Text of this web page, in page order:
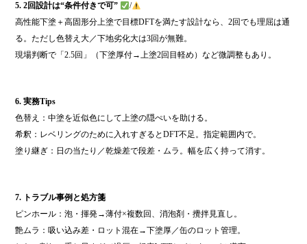
5. 2回設計は“条件付きで可”
/
高性能下塗＋高固形分上塗で目標DFTを満たす設計なら、2回でも理屈は通
る。ただし色替え大／下地劣化大は3回が無難。
現場判断で「2.5回」（下塗厚付→上塗2回目軽め）など微調整もあり。
6. 実務Tips
色替え：中塗を近似色にして上塗の隠ぺいを助ける。
希釈：レベリングのために入れすぎるとDFT不足。指定範囲内で。
塗り継ぎ：日の当たり／乾燥差で段差・ムラ。幅を広く持って消す。
7. トラブル事例と処方箋
ピンホール：泡・揮発→薄付×複数回、消泡剤・攪拌見直し。
艶ムラ：吸い込み差・ロット混在→下塗厚／缶のロット管理。